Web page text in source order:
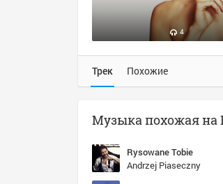
4
Трек Похожие
Rysowane Tobie
Andrzej Piaseczny